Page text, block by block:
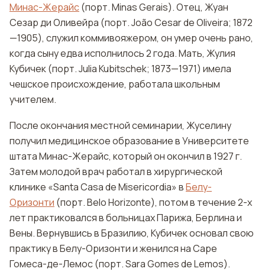
Минас-Жерайс(порт. Minas Gerais). Отец, Жуан
Сезар ди Оливейра (порт. João Cesar de Oliveira; 1872
—1905), служил коммивояжером, он умер очень рано,
когда сыну едва исполнилось 2 года. Мать, Жулия
Кубичек (порт. Julia Kubitschek; 1873—1971) имела
чешское происхождение, работала школьным
учителем.
После окончания местной семинарии, Жуселину
получил медицинское образование в Университете
штата Минас-Жерайс, который он окончил в 1927 г.
Затем молодой врач работал в хирургической
клинике «Santa Casa de Misericordia» вБелу-
Оризонти (порт. Belo Horizonte), потом в течение 2-х
лет практиковался в больницах Парижа, Берлина и
Вены. Вернувшись в Бразилию, Кубичек основал свою
практику в Белу-Оризонти и женился на Саре
Гомеса-де-Лемос (порт. Sara Gomes de Lemos).